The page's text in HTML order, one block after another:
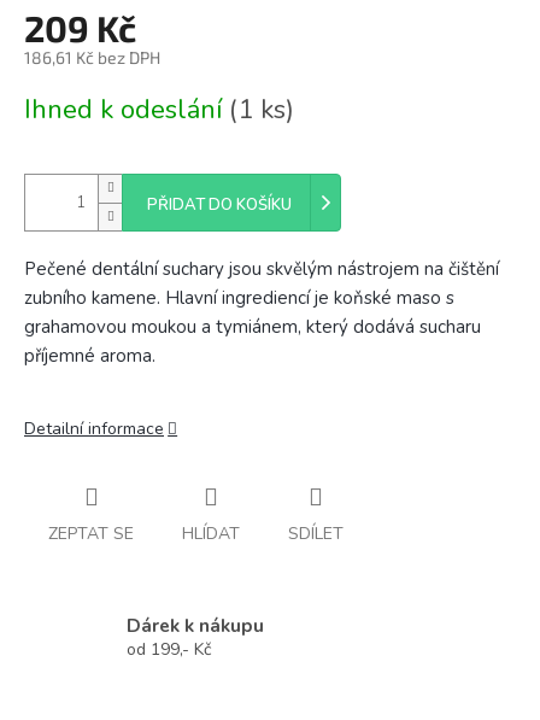
209 Kč
186,61 Kč bez DPH
cena:
Ihned k odeslání (1 ks)
PŘIDAT DO KOŠÍKU
Pečené dentální suchary jsou skvělým nástrojem na čištění
zubního kamene. Hlavní ingrediencí je koňské maso s
grahamovou moukou a tymiánem, který dodává sucharu
příjemné aroma.
Detailní informace
ZEPTAT SE HLÍDAT SDÍLET
Dárek k nákupu
od 199,- Kč